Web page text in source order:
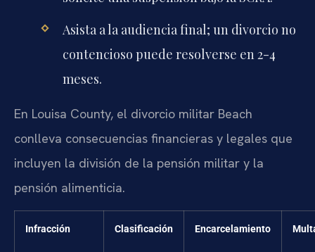
Asista a la audiencia final; un divorcio no
contencioso puede resolverse en 2-4
meses.
En Louisa County, el divorcio militar Beach
conlleva consecuencias financieras y legales que
incluyen la división de la pensión militar y la
pensión alimenticia.
Infracción Clasificación Encarcelamiento